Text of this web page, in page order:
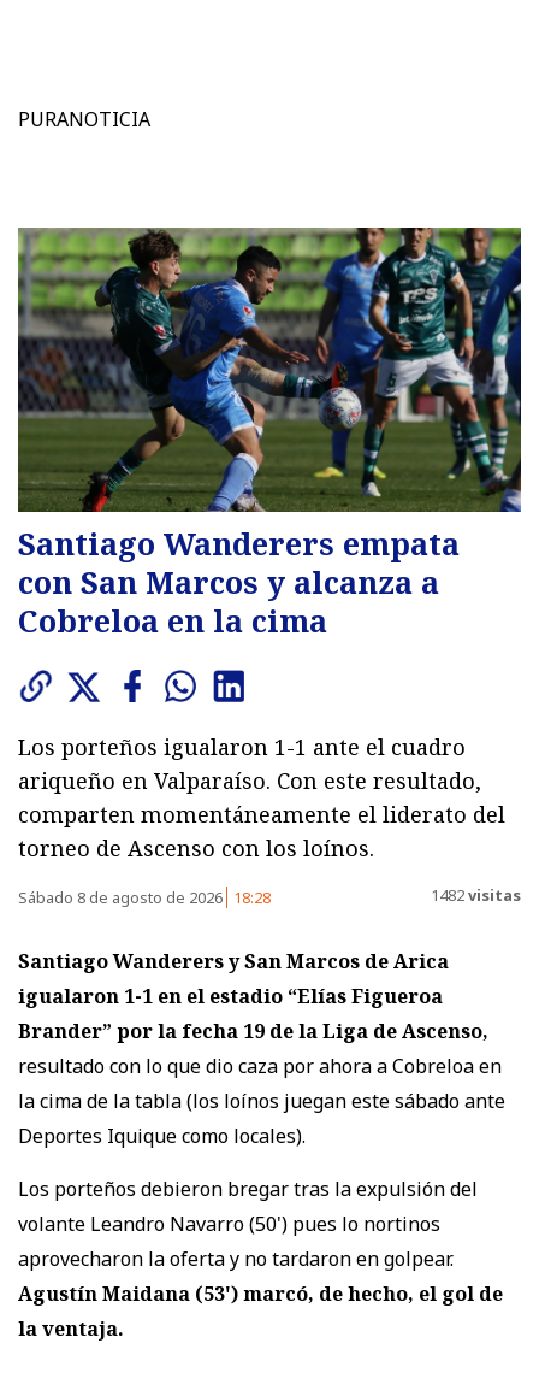
PURANOTICIA
Santiago Wanderers empata
con San Marcos y alcanza a
Cobreloa en la cima
Los porteños igualaron 1-1 ante el cuadro
ariqueño en Valparaíso. Con este resultado,
comparten momentáneamente el liderato del
torneo de Ascenso con los loínos.
Sábado 8 de agosto de 2026 18:28 1482visitas
Santiago Wanderers y San Marcos de Arica
igualaron 1-1 en el estadio “Elías Figueroa
Brander” por la fecha 19 de la Liga de Ascenso,
resultado con lo que dio caza por ahora a Cobreloa en
la cima de la tabla (los loínos juegan este sábado ante
Deportes Iquique como locales).
Los porteños debieron bregar tras la expulsión del
volante Leandro Navarro (50') pues lo nortinos
aprovecharon la oferta y no tardaron en golpear.
Agustín Maidana (53') marcó, de hecho, el gol de
la ventaja.